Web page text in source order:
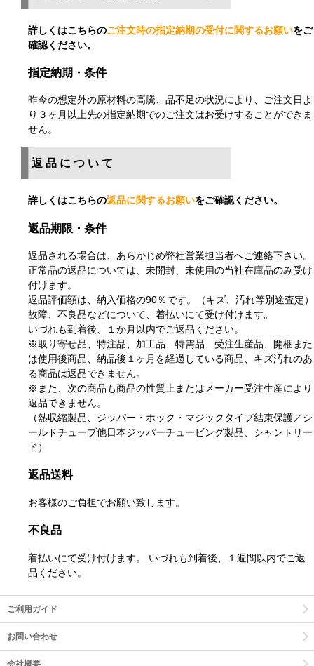
詳しくはこちらのご注文時の指定納期の受付に関するお願いをご
確認ください。
指定納期・条件
昨今の想定外の原材料の高騰、品不足の状況により、ご注文日よ
り３ヶ月以上先の指定納期でのご注文はお受けすることができま
せん。
返品について
詳しくはこちらの返品に関するお願いをご確認ください。
返品期限・条件
返品される場合は、あらかじめ弊社営業担当者へご連絡下さい。
正常品の返品については、未開封、未使用の当社在庫品のみ受け
付けます。
返品評価額は、納入価格の90％です。（キズ、汚れ等別途査定）
故障、不良品などについて、着払いにて受け付けます。
いづれも到着後、１か月以内でご返品ください。
※取り寄せ品、特注品、加工品、特需品、受注生産品、開梱また
は使用後商品、納品後１ヶ月を経過している商品、キズ汚れのあ
る商品は返品できません。
※また、次の商品も商品の性質上またはメーカー受注生産により
返品できません。
（熱収縮製品、ジッパー・ホック・マジックタイプ結束保護／シ
ールドチューブ他日本ジッパーチュービング製品、シャントリー
ド）
返品送料
お客様のご負担でお願い致します。
不良品
着払いにて受け付けます。 いづれも到着後、１週間以内でご返
品ください。
ご利用ガイド
お問い合わせ
会社概要